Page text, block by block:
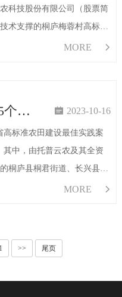
科技股份有限公司（股票简
术支撑的桐庐梅蓉村高标准
学中心，获得重点报道，一
MORE 
全省仅10个！托普云农5个案例入选“全省高标准农田建设最佳实践案例名单”  2023-10-16
标准农田建设最佳实践案
其中，由托普云农及其全资
庐县桐君街道、长兴县吕
王庙镇、江山市大桥镇社墩
MORE 
>> 尾页